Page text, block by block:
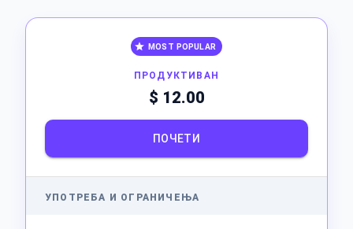
MOST POPULAR
ПРОДУКТИВАН
$ 12.00
ПОЧЕТИ
УПОТРЕБА И ОГРАНИЧЕЊА